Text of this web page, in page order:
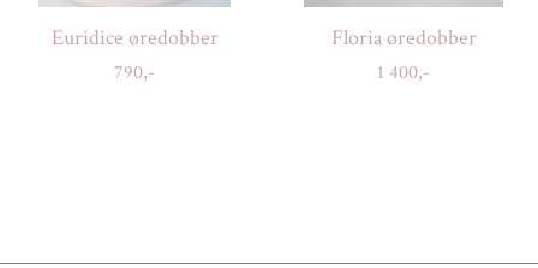
Euridice øredobber
790,-
Floria øredobber
1 400,-